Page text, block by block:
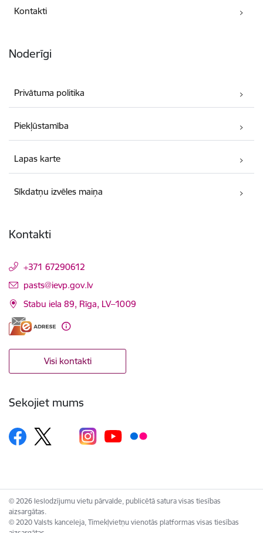
Kontakti
Noderīgi
Privātuma politika
Piekļūstamība
Lapas karte
Sīkdatņu izvēles maiņa
Kontakti
+371 67290612
E-pasts:
pasts@ievp.gov.lv
Stabu iela 89, Rīga, LV–1009
Visi kontakti
Sekojiet mums
© 2026 Ieslodzījumu vietu pārvalde, publicētā satura visas tiesības
aizsargātas.
© 2020 Valsts kanceleja, Tīmekļvietņu vienotās platformas visas tiesības